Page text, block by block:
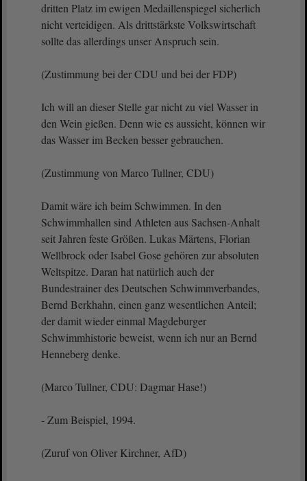
dritten Platz im ewigen Medaillenspiegel sicherlich
nicht verteidigen. Als drittstärkste Volkswirtschaft
sollte das allerdings unser Anspruch sein.
(Zustimmung bei der CDU und bei der FDP)
Ich will an dieser Stelle gar nicht zu viel Wasser in
den Wein gießen. Denn wie es aussieht, können wir
das Wasser im Becken besser gebrauchen.
(Zustimmung von Marco Tullner, CDU)
Damit wäre ich beim Schwimmen. In den
Schwimmhallen sind Athleten aus Sachsen-Anhalt
seit Jahren feste Größen. Lukas Märtens, Florian
Wellbrock oder Isabel Gose gehören zur absoluten
Weltspitze. Daran hat natürlich auch der
Bundestrainer des Deutschen Schwimmverbandes,
Bernd Berkhahn, einen ganz wesentlichen Anteil;
der damit wieder einmal Magdeburger
Schwimmhistorie beweist, wenn ich nur an Bernd
Henneberg denke.
(Marco Tullner, CDU: Dagmar Hase!)
- Zum Beispiel, 1994.
(Zuruf von Oliver Kirchner, AfD)